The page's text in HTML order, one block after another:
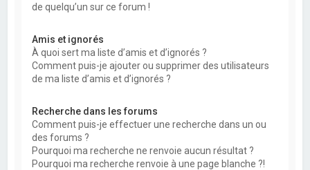
de quelqu’un sur ce forum !
Amis et ignorés
À quoi sert ma liste d’amis et d’ignorés ?
Comment puis-je ajouter ou supprimer des utilisateurs
de ma liste d’amis et d’ignorés ?
Recherche dans les forums
Comment puis-je effectuer une recherche dans un ou
des forums ?
Pourquoi ma recherche ne renvoie aucun résultat ?
Pourquoi ma recherche renvoie à une page blanche ?!